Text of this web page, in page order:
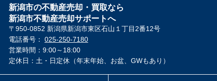
新潟市の不動産売却・買取なら
新潟市不動産売却サポートへ
〒950-0852 新潟県新潟市東区石山１丁目2番12号
電話番号： 025-250-7180
営業時間：9:00～18:00
定休日：土・日定休（年末年始、お盆、GWもあり）